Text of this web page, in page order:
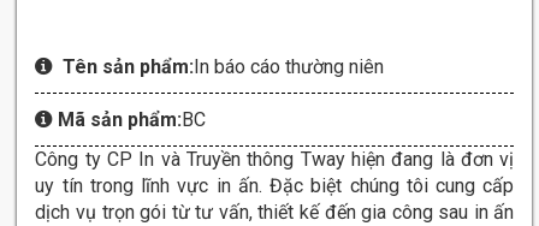
Tên sản phẩm: In báo cáo thường niên
Mã sản phẩm:BC
Công ty CP In và Truyền thông Tway hiện đang là đơn vị
uy tín trong lĩnh vực in ấn. Đặc biệt chúng tôi cung cấp
dịch vụ trọn gói từ tư vấn, thiết kế đến gia công sau in ấn